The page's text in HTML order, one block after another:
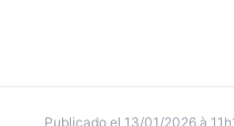
Publicado el 13/01/2026 à